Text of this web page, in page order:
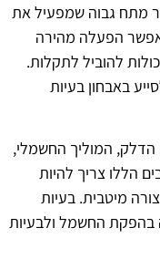
מתח גבוה שמפעיל את
הפעלה מהירה
להוביל לתקלות.
באבחון בעיות
הדלק, המוליך החשמלי,
הללו צריך להיות
מיטבית. בעיות
בהפקת החשמל ולבעיות